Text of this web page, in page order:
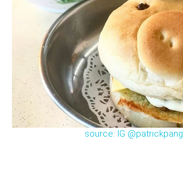
source: IG @patrickpang